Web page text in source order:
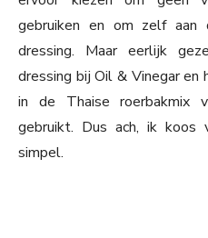
gebruiken en om zelf
dressing. Maar eerlijk
dressing bij Oil & Vinegar
in de Thaise roerbakmix
gebruikt. Dus ach, ik koos
simpel.